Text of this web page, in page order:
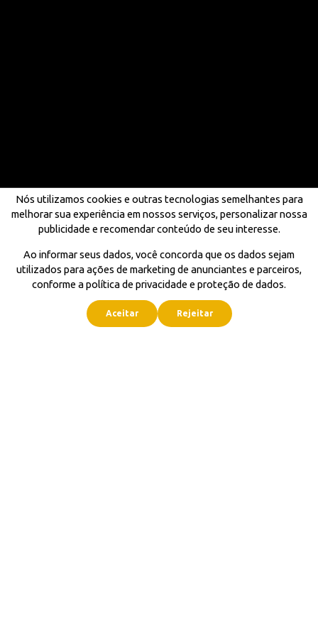
Nós utilizamos cookies e outras tecnologias semelhantes para
melhorar sua experiência em nossos serviços, personalizar nossa
publicidade e recomendar conteúdo de seu interesse.
Ao informar seus dados, você concorda que os dados sejam
utilizados para ações de marketing de anunciantes e parceiros,
conforme a política de privacidade e proteção de dados.
Aceitar Rejeitar